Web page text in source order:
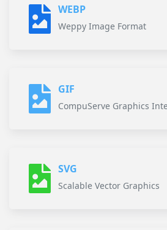
WEBP
Weppy Image Format
GIF
CompuServe Graphics
SVG
Scalable Vector Graphics